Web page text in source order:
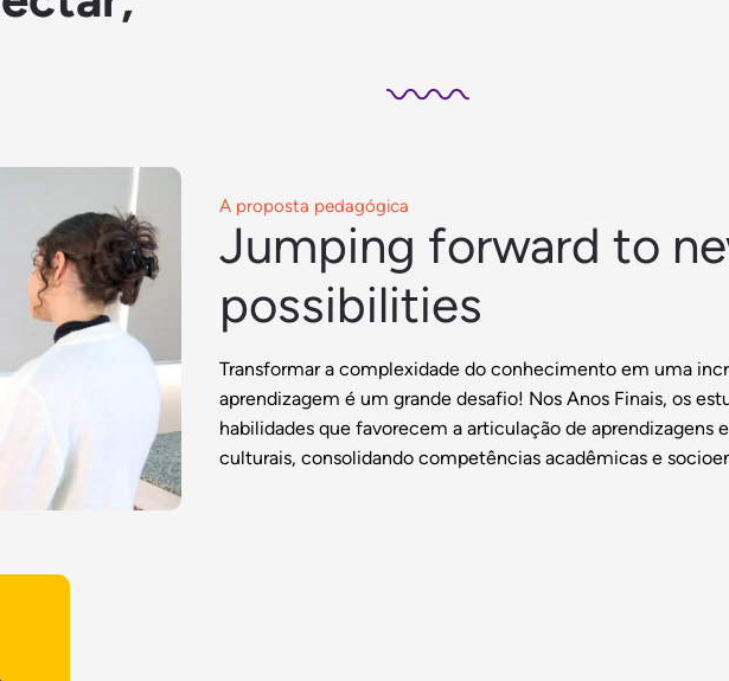
A proposta pedagógica
Jumping forward to
possibilities
Transformar a complexidade do conhecimento em uma
aprendizagem é um grande desafio! Nos Anos Finais, os
habilidades que favorecem a articulação de aprendizagens
culturais, consolidando competências acadêmicas e